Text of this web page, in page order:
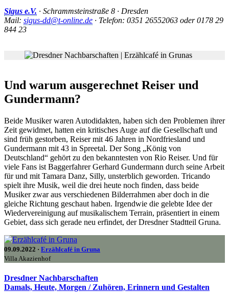
Sigus e.V. · Schrammsteinstraße 8 · Dresden
Mail: sigus-dd@t-online.de · Telefon: 0351 26552063 oder 0178 29
844 23
Und warum ausgerechnet Reiser und
Gundermann?
Beide Musiker waren Autodidakten, haben sich den Problemen ihrer
Zeit gewidmet, hatten ein kritisches Auge auf die Gesellschaft und
sind früh gestorben, Reiser mit 46 Jahren in Nordfriesland und
Gundermann mit 43 in Spreetal. Der Song „König von
Deutschland“ gehört zu den bekanntesten von Rio Reiser. Und für
viele Fans ist Baggerfahrer Gerhard Gundermann durch seine Arbeit
für und mit Tamara Danz, Silly, unsterblich geworden. Tricando
spielt ihre Musik, weil die drei heute noch finden, dass beide
Musiker zwar aus verschiedenen Bilderrahmen aber doch in die
gleiche Richtung geschaut haben. Irgendwie die gelebte Idee der
Wiedervereinigung auf musikalischem Terrain, präsentiert in einem
Gebiet, dass sich gerade neu erfindet, der Dresdner Stadtteil Gruna.
09.09.2022 · Erzählcafé in Gruna
Villa Akazienhof
Dresdner Nachbarschaften
Damals, Heute, Morgen / Zuhören, Erinnern und Gestalten